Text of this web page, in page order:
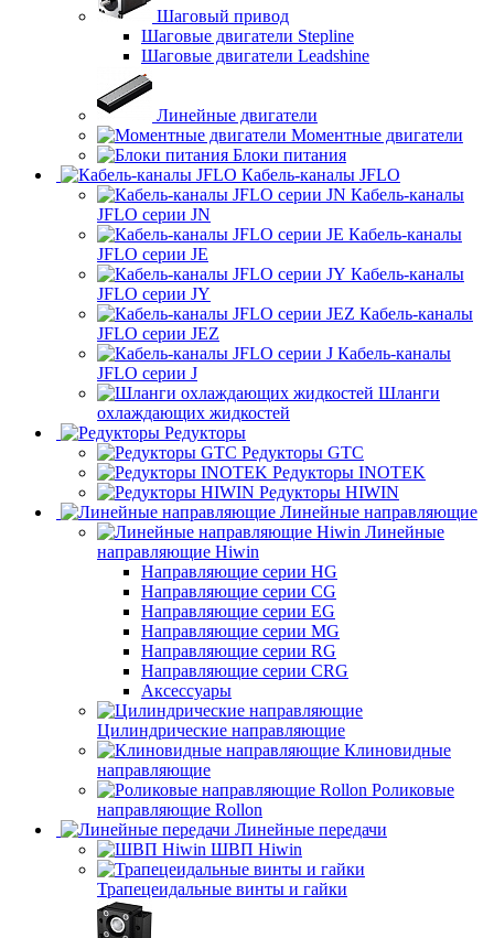
Шаговый привод
Шаговые двигатели Stepline
Шаговые двигатели Leadshine
Линейные двигатели
Моментные двигатели
Блоки питания
Кабель-каналы JFLO
Кабель-каналы
JFLO серии JN
Кабель-каналы
JFLO серии JE
Кабель-каналы
JFLO серии JY
Кабель-каналы
JFLO серии JEZ
Кабель-каналы
JFLO серии J
Шланги
охлаждающих жидкостей
Редукторы
Редукторы GTC
Редукторы INOTEK
Редукторы HIWIN
Линейные направляющие
Линейные
направляющие Hiwin
Направляющие серии HG
Направляющие серии CG
Направляющие серии EG
Направляющие серии MG
Направляющие серии RG
Направляющие серии CRG
Аксессуары
Цилиндрические направляющие
Клиновидные
направляющие
Роликовые
направляющие Rollon
Линейные передачи
ШВП Hiwin
Трапецеидальные винты и гайки